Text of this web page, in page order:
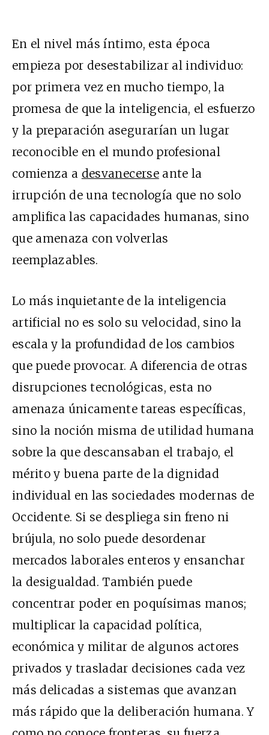
En el nivel más íntimo, esta época
empieza por desestabilizar al individuo:
por primera vez en mucho tiempo, la
promesa de que la inteligencia, el esfuerzo
y la preparación asegurarían un lugar
reconocible en el mundo profesional
comienza a desvanecerseante la
irrupción de una tecnología que no solo
amplifica las capacidades humanas, sino
que amenaza con volverlas
reemplazables.
Lo más inquietante de la inteligencia
artificial no es solo su velocidad, sino la
escala y la profundidad de los cambios
que puede provocar. A diferencia de otras
disrupciones tecnológicas, esta no
amenaza únicamente tareas específicas,
sino la noción misma de utilidad humana
sobre la que descansaban el trabajo, el
mérito y buena parte de la dignidad
individual en las sociedades modernas de
Occidente. Si se despliega sin freno ni
brújula, no solo puede desordenar
mercados laborales enteros y ensanchar
la desigualdad. También puede
concentrar poder en poquísimas manos;
multiplicar la capacidad política,
económica y militar de algunos actores
privados y trasladar decisiones cada vez
más delicadas a sistemas que avanzan
más rápido que la deliberación humana. Y